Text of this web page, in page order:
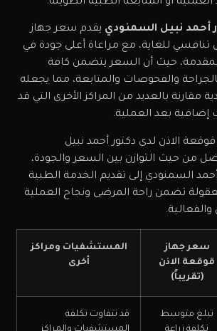
أحمد نبيل السمنودي يقدم سعر جهاز
للغاية، مع مراعاة أعلى جودة في
حيث أن السعر يتضمن كافة
والفحوصات والمتابعة، مما يجعله
مقارنة بالعديد من المراكز الأخرى التي قد
بعد العملية.
الاذن لدى دكتور أحمد نبيل
من حيث التوازن بين السعر والجودة،
السمنودي إلى تقديم الخدمة الطبية
تضمن راحة المرضى ونجاح العملية
والفعالية.
سعر جهاز
قوقعة الاذن
(تقريباً)
المستشفيات ومراكز
أخرى
تبلغ متوسط
قد تتفاوت تكلفة